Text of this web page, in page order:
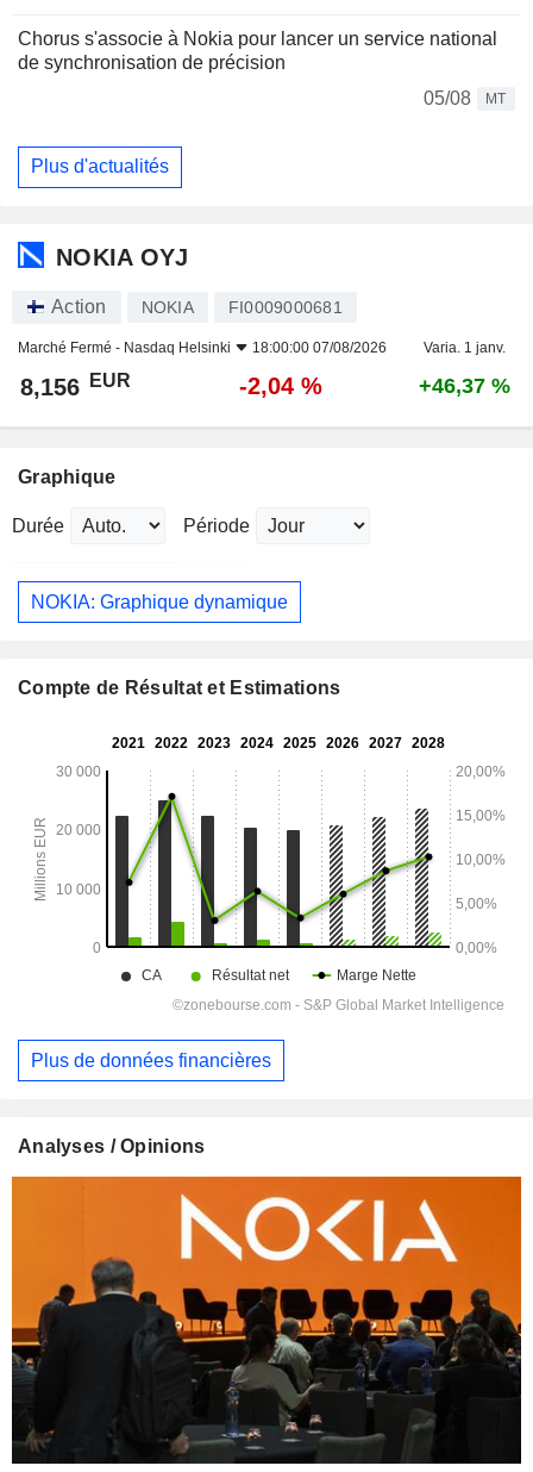
Chorus s'associe à Nokia pour lancer un service national
de synchronisation de précision
05/08
MT
Plus d'actualités
NOKIA OYJ
Action NOKIA FI0009000681
Marché Fermé - Nasdaq Helsinki 18:00:00 07/08/2026 Varia. 1 janv.
8,156 EUR -2,04 % +46,37 %
Graphique
Durée Période
NOKIA: Graphique dynamique
Compte de Résultat et Estimations
Plus de données financières
Analyses / Opinions